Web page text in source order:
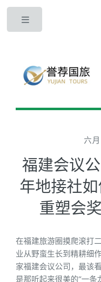
六
福建会议
年地接社如
重塑会
在福建旅游圈摸爬滚打
业从野蛮生长到精耕细
家福建会议公司，最该
是那听起来很美的“一